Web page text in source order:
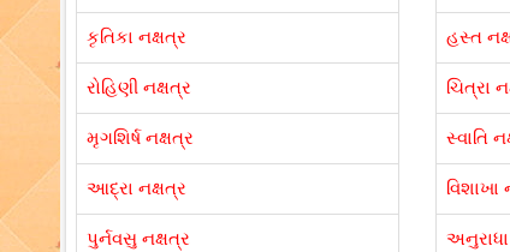
કૃતિકા નક્ષત્ર
રોહિણી નક્ષત્ર
મૃગશિર્ષ નક્ષત્ર
આદ્રા નક્ષત્ર
પુર્નવસુ નક્ષત્ર
હસ્ત
ચિત્રા
સ્વાતિ
વિશાખા